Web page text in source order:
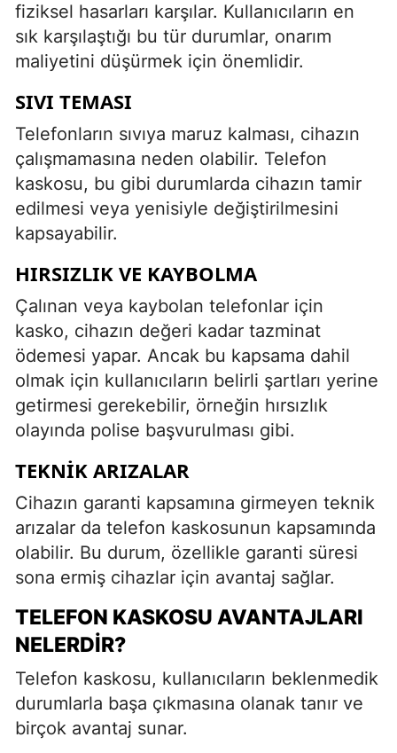
fiziksel hasarları karşılar. Kullanıcıların en
sık karşılaştığı bu tür durumlar, onarım
maliyetini düşürmek için önemlidir.
SIVI TEMASI
Telefonların sıvıya maruz kalması, cihazın
çalışmamasına neden olabilir. Telefon
kaskosu, bu gibi durumlarda cihazın tamir
edilmesi veya yenisiyle değiştirilmesini
kapsayabilir.
HIRSIZLIK VE KAYBOLMA
Çalınan veya kaybolan telefonlar için
kasko, cihazın değeri kadar tazminat
ödemesi yapar. Ancak bu kapsama dahil
olmak için kullanıcıların belirli şartları yerine
getirmesi gerekebilir, örneğin hırsızlık
olayında polise başvurulması gibi.
TEKNIK ARIZALAR
Cihazın garanti kapsamına girmeyen teknik
arızalar da telefon kaskosunun kapsamında
olabilir. Bu durum, özellikle garanti süresi
sona ermiş cihazlar için avantaj sağlar.
TELEFON KASKOSU AVANTAJLARI
NELERDIR?
Telefon kaskosu, kullanıcıların beklenmedik
durumlarla başa çıkmasına olanak tanır ve
birçok avantaj sunar.